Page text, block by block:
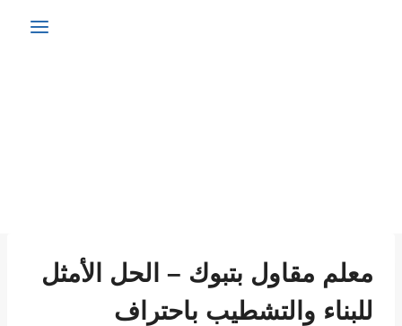
معلم مقاول بتبوك – الحل الأمثل
للبناء والتشطيب باحتراف